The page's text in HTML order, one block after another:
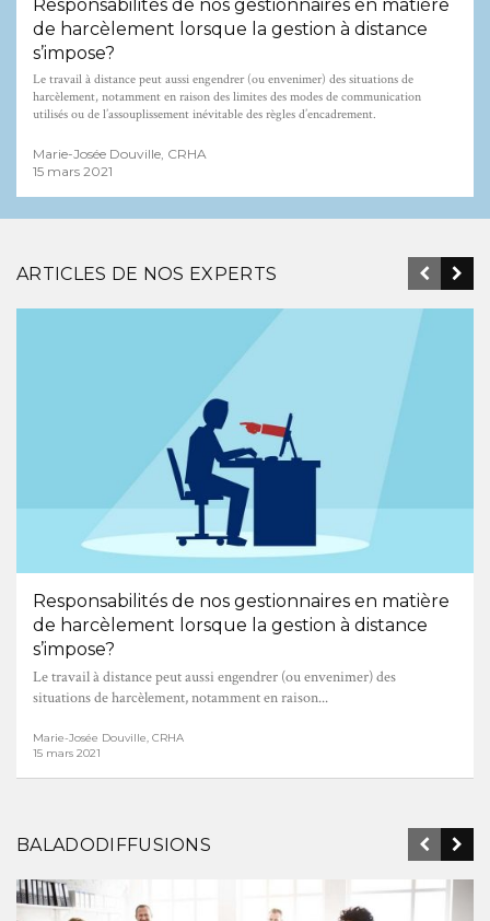
Responsabilités de nos gestionnaires en matière
de harcèlement lorsque la gestion à distance
s’impose?
Le travail à distance peut aussi engendrer (ou envenimer) des situations de
harcèlement, notamment en raison des limites des modes de communication
utilisés ou de l’assouplissement inévitable des règles d’encadrement.
Marie-Josée Douville, CRHA
15 mars 2021
ARTICLES DE NOS EXPERTS
Responsabilités de nos gestionnaires en matière
de harcèlement lorsque la gestion à distance
s’impose?
Le travail à distance peut aussi engendrer (ou envenimer) des
situations de harcèlement, notamment en raison...
Marie-Josée Douville, CRHA
15 mars 2021
BALADODIFFUSIONS